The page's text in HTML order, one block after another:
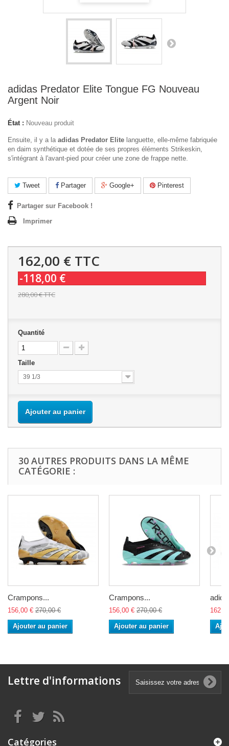
adidas Predator Elite Tongue FG Nouveau
Argent Noir
État : Nouveau produit
Ensuite, il y a la adidas Predator Elite languette, elle-même fabriquée
en daim synthétique et dotée de ses propres éléments Strikeskin,
s'intégrant à l'avant-pied pour créer une zone de frappe nette.
Tweet Partager Google+ Pinterest
Partager sur Facebook !
Imprimer
162,00 € TTC
-118,00 €
280,00 €TTC
Quantité
Taille
39 1/3
Ajouter au panier
30 AUTRES PRODUITS DANS LA MÊME
CATÉGORIE :
Crampons...
156,00 € 270,00 €
Ajouter au panier
Crampons...
156,00 € 270,00 €
Ajouter au panier
Lettre d'informations
Catégories